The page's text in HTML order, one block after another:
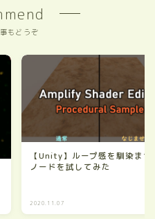
もどうぞ
【Unity】ループ感を馴染ませ
ノードを試してみた
2020.11.07